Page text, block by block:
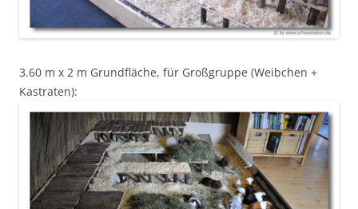
3.60 m x 2 m Grundfläche, für Großgruppe (Weibchen +
Kastraten):